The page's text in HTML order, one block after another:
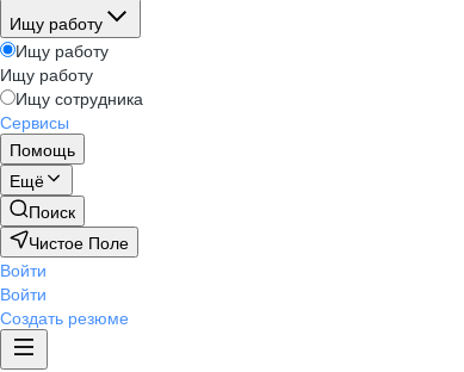
Ищу работу
Ищу работу
Ищу работу
Ищу сотрудника
Сервисы
Помощь
Ещё
Поиск
Чистое Поле
Войти
Войти
Создать резюме